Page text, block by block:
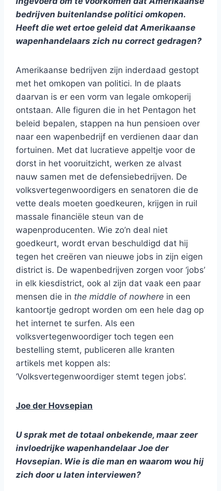
bedrijven buitenlandse politici omkopen.
Heeft die wet ertoe geleid dat Amerikaanse
wapenhandelaars zich nu correct gedragen?
Amerikaanse bedrijven zijn inderdaad gestopt
met het omkopen van politici. In de plaats
daarvan is er een vorm van legale omkoperij
ontstaan. Alle figuren die in het Pentagon het
beleid bepalen, stappen na hun pensioen over
naar een wapenbedrijf en verdienen daar dan
fortuinen. Met dat lucratieve appeltje voor de
dorst in het vooruitzicht, werken ze alvast
nauw samen met de defensiebedrijven. De
volksvertegenwoordigers en senatoren die de
vette deals moeten goedkeuren, krijgen in ruil
massale financiële steun van de
wapenproducenten. Wie zo’n deal niet
goedkeurt, wordt ervan beschuldigd dat hij
tegen het creëren van nieuwe jobs in zijn eigen
district is. De wapenbedrijven zorgen voor ‘jobs’
in elk kiesdistrict, ook al zijn dat vaak een paar
mensen die in the middle of nowhere in een
kantoortje gedropt worden om een hele dag op
het internet te surfen. Als een
volksvertegenwoordiger toch tegen een
bestelling stemt, publiceren alle kranten
artikels met koppen als:
‘Volksvertegenwoordiger stemt tegen jobs’.
Joe der Hovsepian
U sprak met de totaal onbekende, maar zeer
invloedrijke wapenhandelaar Joe der
Hovsepian. Wie is die man en waarom wou hij
zich door u laten interviewen?